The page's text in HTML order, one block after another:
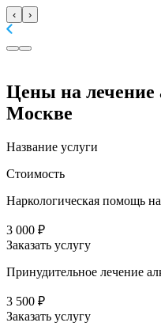
‹ ›
Цены на лечение
Москве
Название услуги
Стоимость
Наркологическая помощь
3 000 ₽
Заказать услугу
Принудительное лечение
3 500 ₽
Заказать услугу